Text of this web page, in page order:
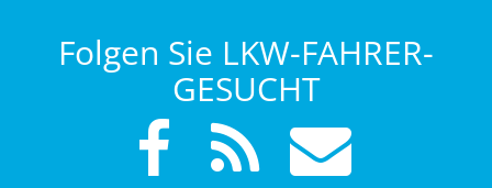
Folgen Sie LKW-FAHRER-
GESUCHT